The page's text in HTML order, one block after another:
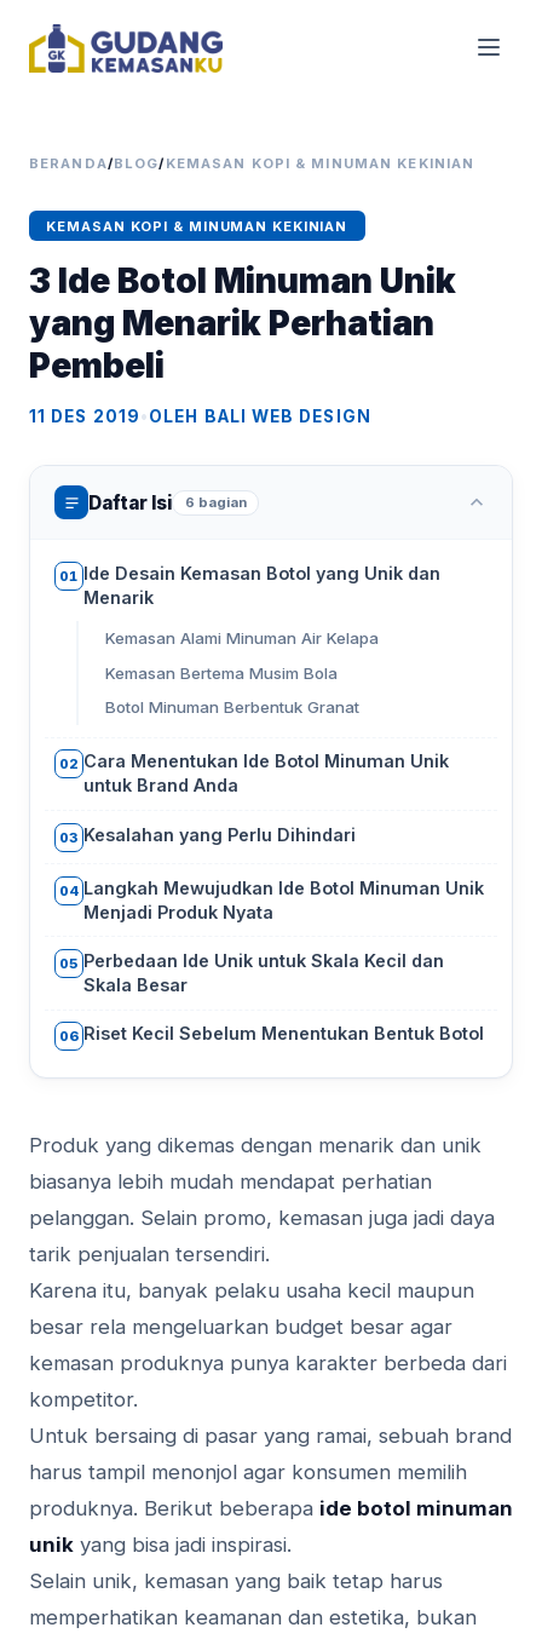
BERANDA/BLOG/ KEMASAN KOPI & MINUMAN KEKINIAN
KEMASAN KOPI & MINUMAN KEKINIAN
3 Ide Botol Minuman Unik
yang Menarik Perhatian
Pembeli
11 DES 2019•OLEH BALI WEB DESIGN
Daftar Isi 6 bagian
01 Ide Desain Kemasan Botol yang Unik dan
Menarik
Kemasan Alami Minuman Air Kelapa
Kemasan Bertema Musim Bola
Botol Minuman Berbentuk Granat
02 Cara Menentukan Ide Botol Minuman Unik
untuk Brand Anda
03 Kesalahan yang Perlu Dihindari
04 Langkah Mewujudkan Ide Botol Minuman Unik
Menjadi Produk Nyata
05 Perbedaan Ide Unik untuk Skala Kecil dan
Skala Besar
06 Riset Kecil Sebelum Menentukan Bentuk Botol
Produk yang dikemas dengan menarik dan unik
biasanya lebih mudah mendapat perhatian
pelanggan. Selain promo, kemasan juga jadi daya
tarik penjualan tersendiri.
Karena itu, banyak pelaku usaha kecil maupun
besar rela mengeluarkan budget besar agar
kemasan produknya punya karakter berbeda dari
kompetitor.
Untuk bersaing di pasar yang ramai, sebuah brand
harus tampil menonjol agar konsumen memilih
produknya. Berikut beberapa ide botol minuman
unik yang bisa jadi inspirasi.
Selain unik, kemasan yang baik tetap harus
memperhatikan keamanan dan estetika, bukan